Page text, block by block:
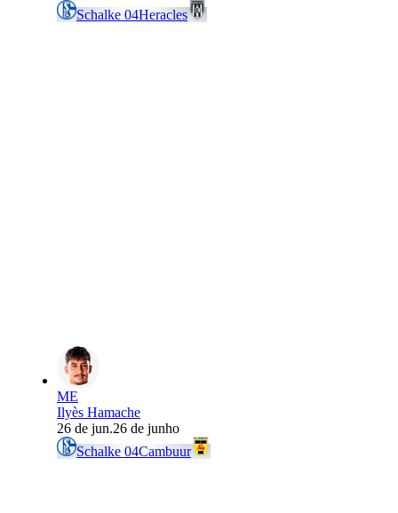
Schalke 04Heracles
ME
Ilyès Hamache
26 de jun.26 de junho
Schalke 04Cambuur